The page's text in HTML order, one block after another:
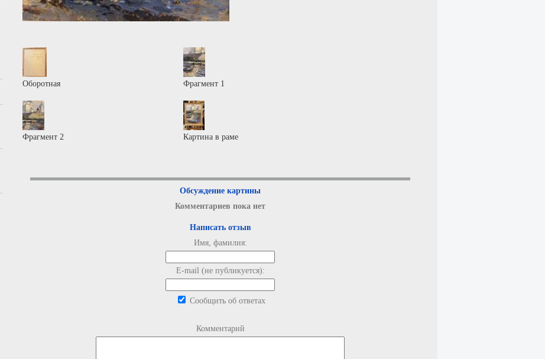
Оборотная Фрагмент 1
Фрагмент 2 Картина в раме
Обсуждение картины
Комментариев пока нет
Написать отзыв
Имя, фамилия:
E-mail (не публикуется):
Сообщить об ответах
Комментарий